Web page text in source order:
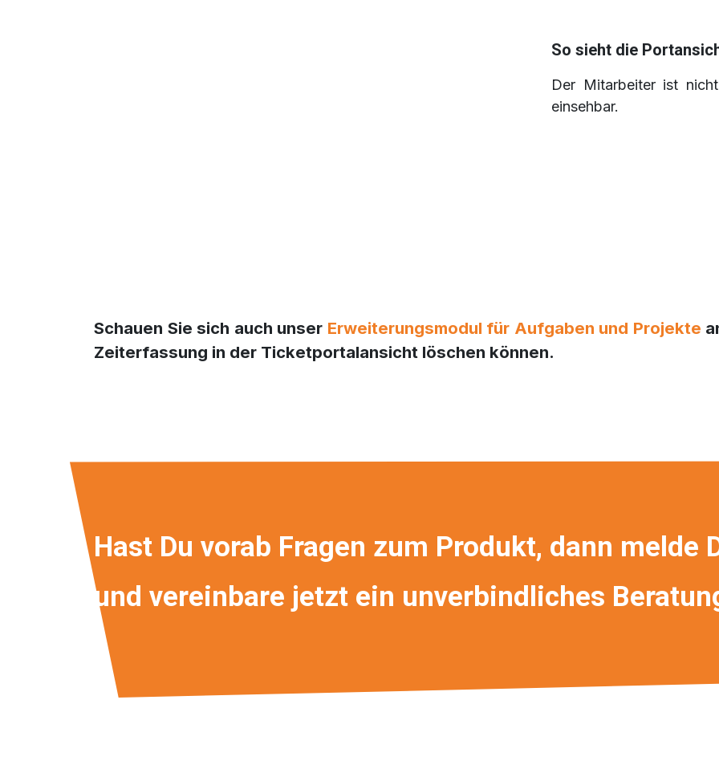
So sieht die
Der Mitarbeiter ist
einsehbar.
Schauen Sie sich auch unser Erweiterungsmodul für Aufgaben und Projekte
Zeiterfassung in der Ticketportalansicht löschen können.
Hast Du vorab Fragen zum Produkt, dann melde
und vereinbare jetzt ein unverbindliches